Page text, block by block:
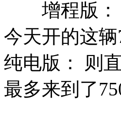
增程版：
今天开的这
纯电版： 则
最多来到